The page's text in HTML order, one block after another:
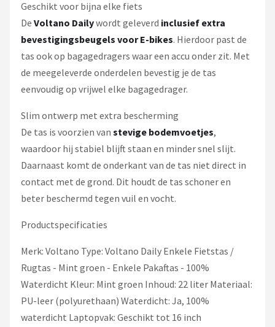
Geschikt voor bijna elke fiets
De Voltano Dailywordt geleverd inclusief extra
bevestigingsbeugels voor E-bikes. Hierdoor past de
tas ook op bagagedragers waar een accu onder zit. Met
de meegeleverde onderdelen bevestig je de tas
eenvoudig op vrijwel elke bagagedrager.
Slim ontwerp met extra bescherming
De tas is voorzien van stevige bodemvoetjes,
waardoor hij stabiel blijft staan en minder snel slijt.
Daarnaast komt de onderkant van de tas niet direct in
contact met de grond. Dit houdt de tas schoner en
beter beschermd tegen vuil en vocht.
Productspecificaties
Merk: Voltano Type: Voltano Daily Enkele Fietstas /
Rugtas - Mint groen - Enkele Pakaftas - 100%
Waterdicht Kleur: Mint groen Inhoud: 22 liter Materiaal:
PU-leer (polyurethaan) Waterdicht: Ja, 100%
waterdicht Laptopvak: Geschikt tot 16 inch